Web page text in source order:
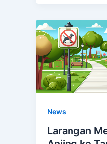
News
Larangan